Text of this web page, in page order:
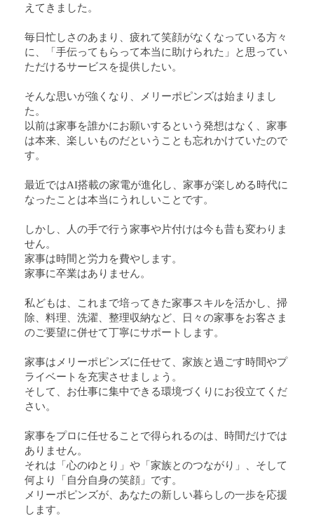
えてきました。
毎日忙しさのあまり、疲れて笑顔がなくなっている方々
に、「手伝ってもらって本当に助けられた」と思ってい
ただけるサービスを提供したい。
そんな思いが強くなり、メリーポピンズは始まりまし
た。
以前は家事を誰かにお願いするという発想はなく、家事
は本来、楽しいものだということも忘れかけていたので
す。
最近ではAI搭載の家電が進化し、家事が楽しめる時代に
なったことは本当にうれしいことです。
しかし、人の手で行う家事や片付けは今も昔も変わりま
せん。
家事は時間と労力を費やします。
家事に卒業はありません。
私どもは、これまで培ってきた家事スキルを活かし、掃
除、料理、洗濯、整理収納など、日々の家事をお客さま
のご要望に併せて丁寧にサポートします。
家事はメリーポピンズに任せて、家族と過ごす時間やプ
ライベートを充実させましょう。
そして、お仕事に集中できる環境づくりにお役立てくだ
さい。
家事をプロに任せることで得られるのは、時間だけでは
ありません。
それは「心のゆとり」や「家族とのつながり」、そして
何より「自分自身の笑顔」です。
メリーポピンズが、あなたの新しい暮らしの一歩を応援
します。